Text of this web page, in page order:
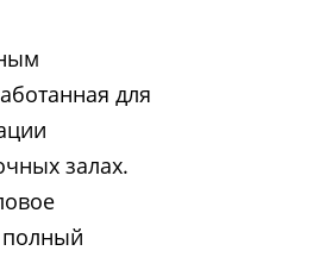
для
залах.
полный